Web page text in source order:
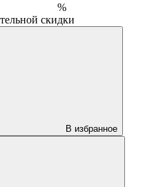
%
скидки
В избранное